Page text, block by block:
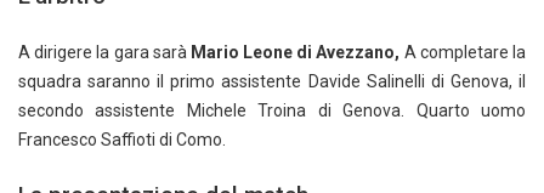
A dirigere la gara sarà Mario Leone di Avezzano, A completare la
squadra saranno il primo assistente Davide Salinelli di Genova, il
secondo assistente Michele Troina di Genova. Quarto uomo
Francesco Saffioti di Como.